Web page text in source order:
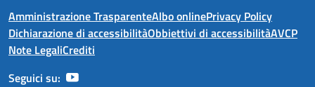
Amministrazione TrasparenteAlbo onlinePrivacy Policy
Dichiarazione di accessibilitàObbiettivi di accessibilitàAVCP
Note LegaliCrediti
Seguici su: